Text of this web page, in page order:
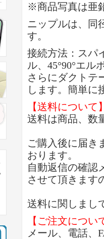
※商品写真は亜
ニップルは、同
す。
接続方法：スパ
ル、45°90°エル
さらにダクトテ
します。簡単に
【送料について
送料は商品、数
ご購入後に届き
おります。
自動返信の確認
させて頂きます
送料に関しまし
【ご注文につい
メール、電話、